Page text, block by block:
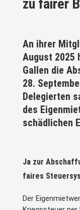
zu fairer
An ihrer
August 2025
Gallen die
28.
Delegierten
des
schädlichen
Ja zur
faires
Der